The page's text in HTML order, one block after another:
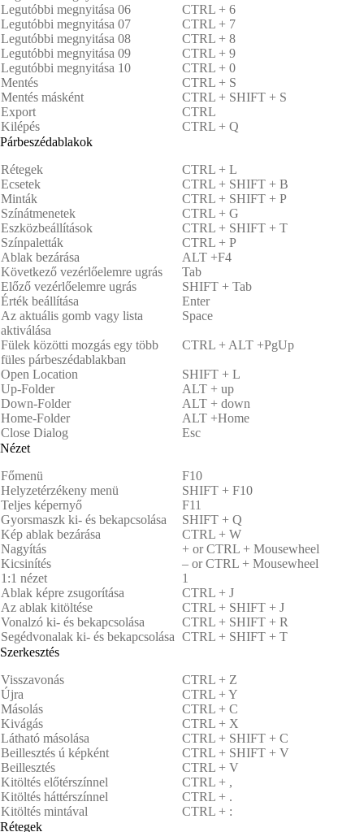
Legutóbbi megnyitása 06
CTRL + 6
Legutóbbi megnyitása 07
CTRL + 7
Legutóbbi megnyitása 08
CTRL + 8
Legutóbbi megnyitása 09
CTRL + 9
Legutóbbi megnyitása 10
CTRL + 0
Mentés
CTRL + S
Mentés másként
CTRL + SHIFT + S
Export
CTRL
Kilépés
CTRL + Q
Párbeszédablakok
Rétegek
CTRL + L
Ecsetek
CTRL + SHIFT + B
Minták
CTRL + SHIFT + P
Színátmenetek
CTRL + G
Eszközbeállítások
CTRL + SHIFT + T
Színpaletták
CTRL + P
Ablak bezárása
ALT +F4
Következő vezérlőelemre ugrás
Tab
Előző vezérlőelemre ugrás
SHIFT + Tab
Érték beállítása
Enter
Az aktuális gomb vagy lista
aktiválása
Space
Fülek közötti mozgás egy több
füles párbeszédablakban
CTRL + ALT +PgUp
Open Location
SHIFT + L
Up-Folder
ALT + up
Down-Folder
ALT + down
Home-Folder
ALT +Home
Close Dialog
Esc
Nézet
Főmenü
F10
Helyzetérzékeny menü
SHIFT + F10
Teljes képernyő
F11
Gyorsmaszk ki- és bekapcsolása
SHIFT + Q
Kép ablak bezárása
CTRL + W
Nagyítás
+ or CTRL + Mousewheel
Kicsinítés
– or CTRL + Mousewheel
1:1 nézet
1
Ablak képre zsugorítása
CTRL + J
Az ablak kitöltése
CTRL + SHIFT + J
Vonalzó ki- és bekapcsolása
CTRL + SHIFT + R
Segédvonalak ki- és bekapcsolása CTRL + SHIFT + T
Szerkesztés
Visszavonás
CTRL + Z
Újra
CTRL + Y
Másolás
CTRL + C
Kivágás
CTRL + X
Látható másolása
CTRL + SHIFT + C
Beillesztés ú képként
CTRL + SHIFT + V
Beillesztés
CTRL + V
Kitöltés előtérszínnel
CTRL + ,
Kitöltés háttérszínnel
CTRL + .
Kitöltés mintával
CTRL + :
Rétegek